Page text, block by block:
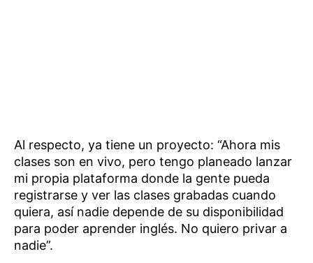
Al respecto, ya tiene un proyecto: “Ahora mis
clases son en vivo, pero tengo planeado lanzar
mi propia plataforma donde la gente pueda
registrarse y ver las clases grabadas cuando
quiera, así nadie depende de su disponibilidad
para poder aprender inglés. No quiero privar a
nadie”.